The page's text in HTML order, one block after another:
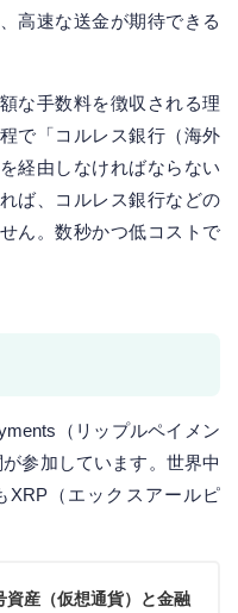
高速な送金が期待できる
な手数料を徴収される理
で「コルレス銀行（海外
経由しなければならない
ば、コルレス銀行などの
ん。数秒かつ低コストで
（リップルペイメン
参加しています。世界中
XRP（エックスアールピ
資産（仮想通貨）と金融